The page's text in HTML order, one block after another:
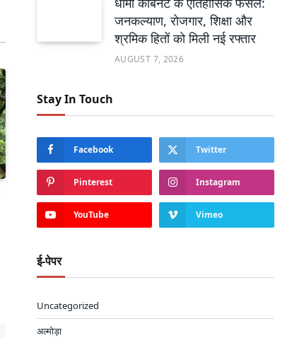
जनकल्याण, रोजगार, शिक्षा और
श्रमिक हितों को मिली नई रफ्तार
AUGUST 7, 2026
Stay In Touch
Facebook Twitter
Pinterest Instagram
YouTube Vimeo
ई-पेपर
Uncategorized
अल्मोड़ा